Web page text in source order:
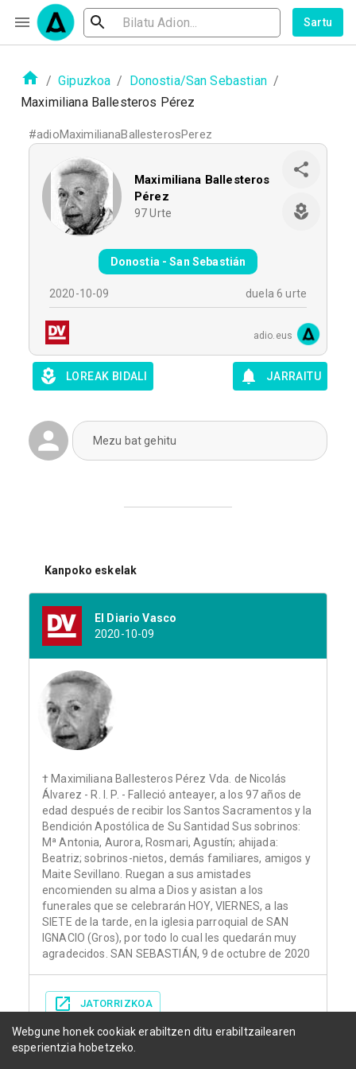
Sartu
/ Gipuzkoa / Donostia/San Sebastian /
Maximiliana Ballesteros Pérez
#adioMaximilianaBallesterosPerez
Maximiliana Ballesteros
Pérez
97 Urte
Donostia - San Sebastián
2020-10-09 duela 6 urte
adio.eus
LOREAK BIDALI JARRAITU
Mezu bat gehitu
Kanpoko eskelak
El Diario Vasco
2020-10-09
† Maximiliana Ballesteros Pérez Vda. de Nicolás
Álvarez - R. I. P. - Falleció anteayer, a los 97 años de
edad después de recibir los Santos Sacramentos y la
Bendición Apostólica de Su Santidad Sus sobrinos:
Mª Antonia, Aurora, Rosmari, Agustín; ahijada:
Beatriz; sobrinos-nietos, demás familiares, amigos y
Maite Sevillano. Ruegan a sus amistades
encomienden su alma a Dios y asistan a los
funerales que se celebrarán HOY, VIERNES, a las
SIETE de la tarde, en la iglesia parroquial de SAN
IGNACIO (Gros), por todo lo cual les quedarán muy
agradecidos. SAN SEBASTIÁN, 9 de octubre de 2020
JATORRIZKOA
Webgune honek cookiak erabiltzen ditu erabiltzailearen
esperientzia hobetzeko.